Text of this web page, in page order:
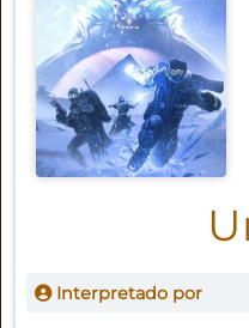
Interpretado por